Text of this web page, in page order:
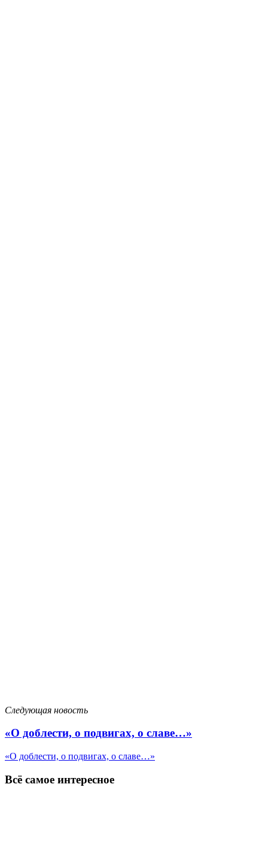
Следующая новость
«О доблести, о подвигах, о славе…»
«О доблести, о подвигах, о славе…»
Всё самое интересное